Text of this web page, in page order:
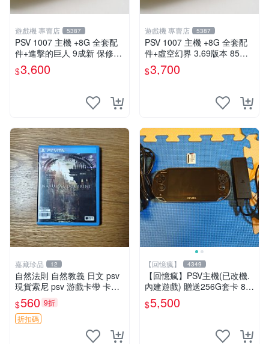
遊戲機 專賣店 5387
PSV 1007 主機 +8G 全套配
件+進擊的巨人 9成新 保修一
年 品質有保障
$3,600
遊戲機 專賣店 5387
PSV 1007 主機 +8G 全套配
件+虛空幻界 3.69版本 85成
新 PS Vita1007 一年保修
$3,700
嘉藏珍品 12
自然法則 自然教義 日文 psv
現貨索尼 psv 游戲卡帶 卡盒
無損 版本外版 功能正常讀卡
關于質量：為避免糾紛，鑒寶
專家，收藏家和較真黨自行繞
$560 9折
折扣碼
【回憶瘋】 4349
【回憶瘋】PSV主機(已改機.
內建遊戲) 贈送256G套卡 8成
新 遊戲機 PSVITA
$5,500